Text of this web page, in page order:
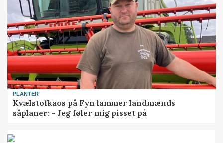
PLANTER
Kvælstofkaos på Fyn lammer landmænds
såplaner: - Jeg føler mig pisset på